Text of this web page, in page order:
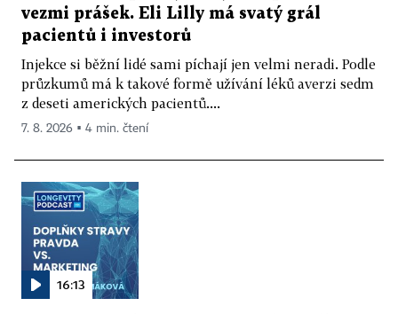
vezmi prášek. Eli Lilly má svatý grál
pacientů i investorů
Injekce si běžní lidé sami píchají jen velmi neradi. Podle
průzkumů má k takové formě užívání léků averzi sedm
z deseti amerických pacientů....
7. 8. 2026 ▪ 4 min. čtení
16:13